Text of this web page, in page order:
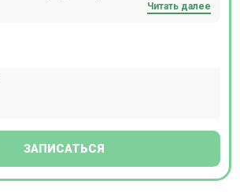
КТ, ПЭТ-КТ, Бронхоскопию,Читать далее
ЗАПИСАТЬСЯ